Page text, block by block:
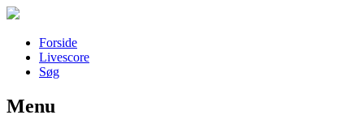
Forside
Livescore
Søg
Наши партнеры
Menu